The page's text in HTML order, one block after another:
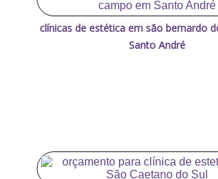
clínicas de estética em são bernardo
Santo André